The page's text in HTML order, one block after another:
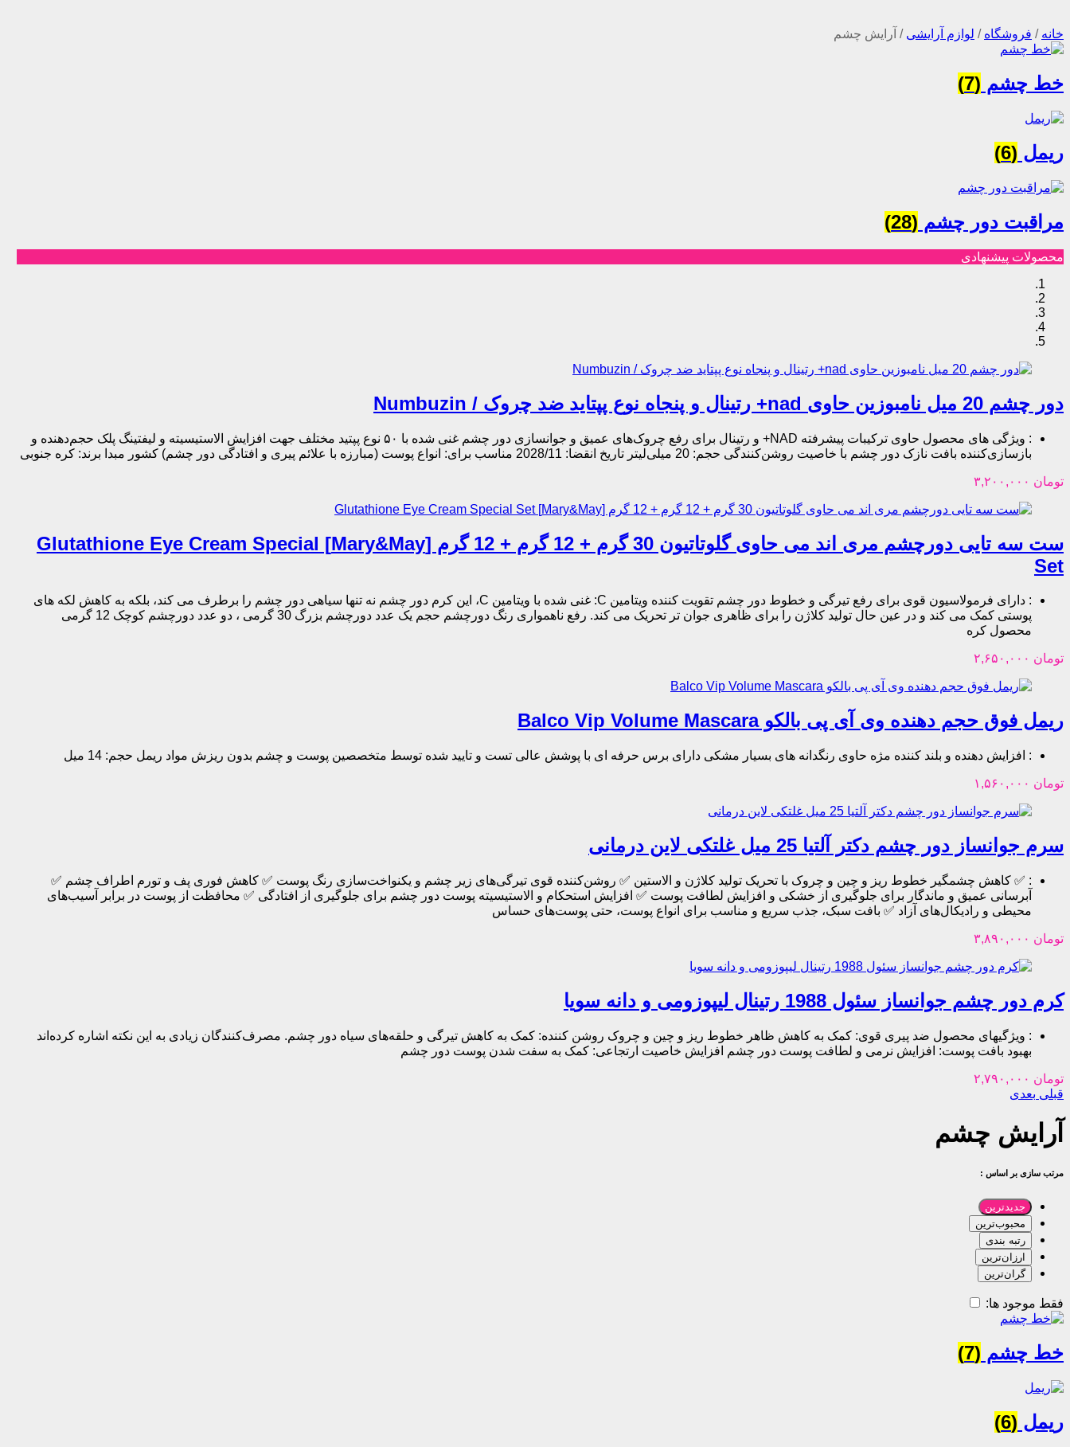
خانه / فروشگاه / لوازم آرایشی / آرایش چشم
خط چشم (7)
ریمل (6)
مراقبت دور چشم (28)
محصولات پیشنهادی
دور چشم 20 میل نامبوزین حاوی nad+ رتینال و پنجاه نوع پپتاید ضد چروک / Numbuzin
:
ویژگی های محصول حاوی ترکیبات پیشرفته NAD+ و رتینال برای رفع چروک‌های عمیق و جوانسازی دور چشم غنی شده با ۵۰ نوع پپتید مختلف جهت افزایش الاستیسیته و لیفتینگ پلک حجم‌دهنده و
بازسازی‌کننده بافت نازک دور چشم با خاصیت روشن‌کنندگی حجم: 20 میلی‌لیتر تاریخ انقضا: 2028/11 مناسب برای: انواع پوست (مبارزه با علائم پیری و افتادگی دور چشم) کشور مبدا برند: کره جنوبی
تومان
ست سه تایی دورچشم مری اند می حاوی گلوتاتیون 30 گرم + 12 گرم + 12 گرم [Mary&May] Glutathione Eye Cream Special
Set
:
دارای فرمولاسیون قوی برای رفع تیرگی و خطوط دور چشم تقویت کننده ویتامین C: غنی شده با ویتامین C، این کرم دور چشم نه تنها سیاهی دور چشم را برطرف می کند، بلکه به کاهش لکه های
پوستی کمک می کند و در عین حال تولید کلاژن را برای ظاهری جوان تر تحریک می کند. رفع ناهمواری رنگ دورچشم حجم یک عدد دورچشم بزرگ 30 گرمی ، دو عدد دورچشم کوچک 12 گرمی
محصول کره
تومان
ریمل فوق حجم دهنده وی آی پی بالکو Balco Vip Volume Mascara
: افزایش دهنده و بلند کننده مژه حاوی رنگدانه های بسیار مشکی دارای برس حرفه ای با پوشش عالی تست و تایید شده توسط متخصصین پوست و چشم بدون ریزش مواد ریمل حجم: 14 ميل
تومان
سرم جوانساز دور چشم دکتر آلتیا 25 میل غلتکی لاین درمانی
: ✅ کاهش چشمگیر خطوط ریز و چین و چروک با تحریک تولید کلاژن و الاستین ✅ روشن‌کننده قوی تیرگی‌های زیر چشم و یکنواخت‌سازی رنگ پوست ✅ کاهش فوری پف و تورم اطراف چشم ✅
آبرسانی عمیق و ماندگار برای جلوگیری از خشکی و افزایش لطافت پوست ✅ افزایش استحکام و الاستیسیته پوست دور چشم برای جلوگیری از افتادگی ✅ محافظت از پوست در برابر آسیب‌های
محیطی و رادیکال‌های آزاد ✅ بافت سبک، جذب سریع و مناسب برای انواع پوست، حتی پوست‌های حساس
تومان
کرم دور چشم جوانساز سئول 1988 رتینال لیپوزومی و دانه سویا
: ویژگیهای محصول ضد پیری قوی: کمک به کاهش ظاهر خطوط ریز و چین و چروک روشن کننده: کمک به کاهش تیرگی و حلقه‌های سیاه دور چشم. مصرف‌کنندگان زیادی به این نکته اشاره کرده‌اند
بهبود بافت پوست: افزایش نرمی و لطافت پوست دور چشم افزایش خاصیت ارتجاعی: کمک به سفت شدن پوست دور چشم
تومان
قبلی بعدی
آرایش چشم
مرتب سازی بر اساس :
جدیدترین
محبوب‌ترین
رتبه بندی
ارزان‌ترین
گران‌ترین
فقط موجود ها:
خط چشم (7)
ریمل (6)